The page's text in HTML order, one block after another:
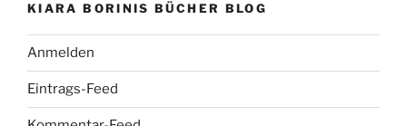
KIARA BORINIS BÜCHER BLOG
Anmelden
Eintrags-Feed